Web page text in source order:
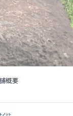
概要